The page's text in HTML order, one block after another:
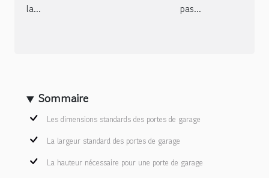
Sommaire
Les dimensions standards des portes de garage
La largeur standard des portes de garage
La hauteur nécessaire pour une porte de garage
la...
pas...